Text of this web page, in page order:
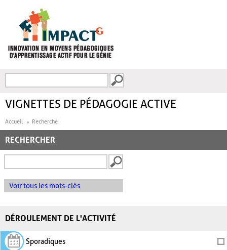
FORMULAIRE DE
VIGNETTES DE PÉDAGOGIE ACTIVE
Accueil Recherche
RECHERCHER
Voir tous les mots-clés
DÉROULEMENT DE L'ACTIVITÉ
Sporadiques